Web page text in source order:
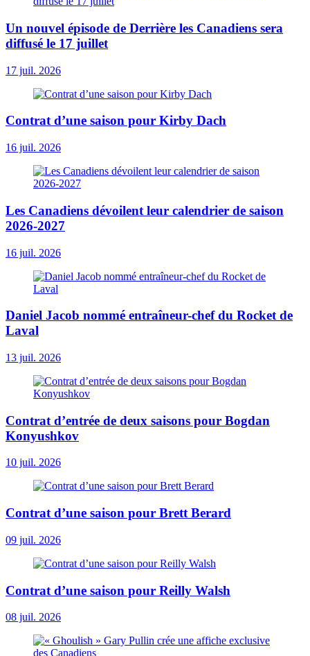
Un nouvel épisode de Derrière les Canadiens sera
diffusé le 17 juillet
17 juil. 2026
Contrat d’une saison pour Kirby Dach
16 juil. 2026
Les Canadiens dévoilent leur calendrier de saison
2026-2027
16 juil. 2026
Daniel Jacob nommé entraîneur-chef du Rocket de
Laval
13 juil. 2026
Contrat d’entrée de deux saisons pour Bogdan
Konyushkov
10 juil. 2026
Contrat d’une saison pour Brett Berard
09 juil. 2026
Contrat d’une saison pour Reilly Walsh
08 juil. 2026